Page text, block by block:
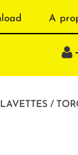
A
LAVETTES /